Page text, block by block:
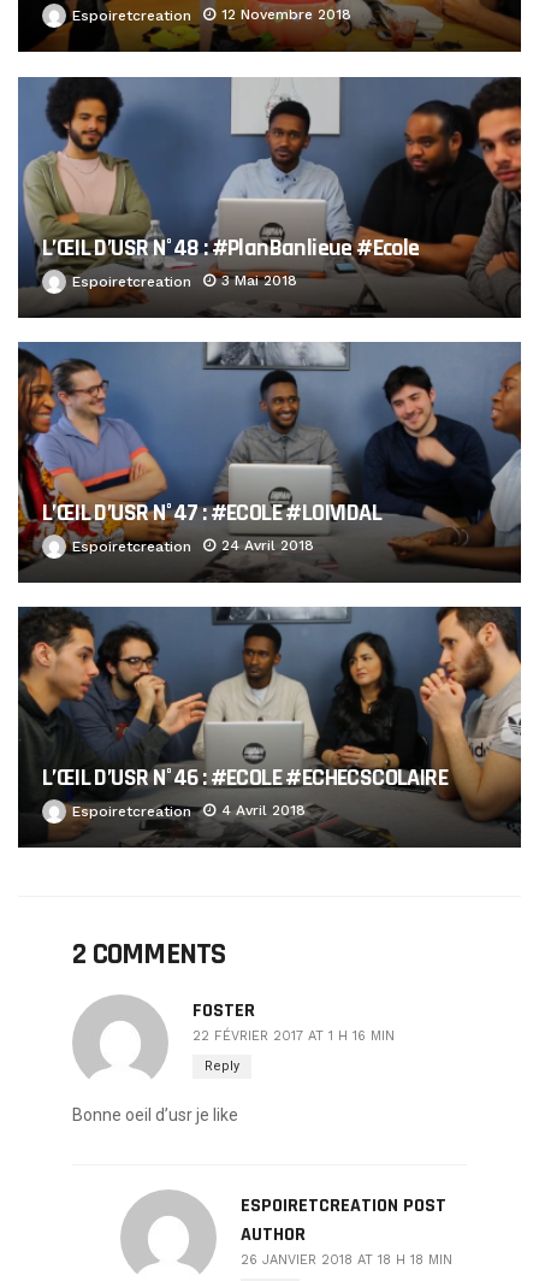
Espoiretcreation 12 Novembre 2018
L’ŒIL D’USR N°48 : #PlanBanlieue #Ecole
Espoiretcreation 3 Mai 2018
L’ŒIL D’USR N°47 : #ECOLE #LOIVIDAL
Espoiretcreation 24 Avril 2018
L’ŒIL D’USR N°46 : #ECOLE #ECHECSCOLAIRE
Espoiretcreation 4 Avril 2018
2 COMMENTS
FOSTER
22 FÉVRIER 2017 AT 1 H 16 MIN
Reply
Bonne oeil d’usr je like
ESPOIRETCREATION POST
AUTHOR
26 JANVIER 2018 AT 18 H 18 MIN